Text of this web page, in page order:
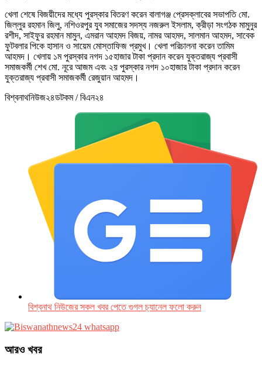
খেলা শেষে বিজয়ীদের মধ্যে পুরস্কার বিতরণ করেন বালাগঞ্জ প্রেসক্লাবের সভাপতি মো.
জিল্লুর রহমান জিলু, নশিওরপুর যুব সমাজের সদস্য নজরুল ইসলাম, ক্রীড়া সংগঠক মামুনুর
রশীদ, সাইফুর রহমান মামুন, এমরান আহমদ বিজয়, নামর আহমদ, সালমান আহমদ, সাবেক
ফুটবলার পিকে হাসান ও সায়েম মোস্তাফিজ প্রমুখ। খেলা পরিচালনা করেন তামিম
আহমদ। খেলায় ১ম পুরস্কার নগদ ১৫হাজার টাকা প্রদান করেন যুক্তরাজ্য প্রবাসী
সমাজকর্মী শেখ মো. নূরে আজম এবং ২য় পুরস্কার নগদ ১০হাজার টাকা প্রদান করেন
যুক্তরাজ্য প্রবাসী সমাজকর্মী রেজুয়ান আহমদ।
বিশ্বনাথনিউজ২৪ডটকম / বিএন২৪
বিশ্বনাথ নিউজের সকল খবর পেতে গুগল চ‌্যানেল ফলো করুন
আরও খবর